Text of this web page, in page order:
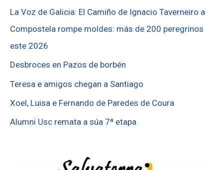
La Voz de Galicia: El Camiño de Ignacio Taverneiro a
Compostela rompe moldes: más de 200 peregrinos
este 2026
Desbroces en Pazos de borbén
Teresa e amigos chegan a Santiago
Xoel, Luisa e Fernando de Paredes de Coura
Alumni Usc remata a súa 7ª etapa